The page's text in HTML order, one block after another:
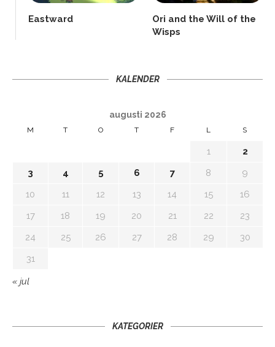
Eastward
Ori and the Will of the
Wisps
KALENDER
augusti 2026
M T O T F L S
1
2
3
4 5 6 7 8
9
10
11 12 13 14 15
16
17
18 19 20 21 22
23
24
25 26 27 28 29
30
31
« jul
KATEGORIER